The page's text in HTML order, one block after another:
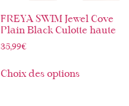
FREYA SWIM Jewel Cove
Plain Black Culotte haute
35,99€
Choix des options